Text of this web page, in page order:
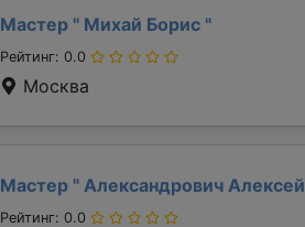
Мастер " Михай Борис "
Рейтинг: 0.0
Москва
Мастер " Александрович Алексей
Рейтинг: 0.0